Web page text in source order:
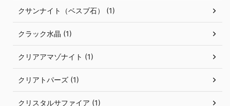
クサンナイト（ベスブ石） (1)
クラック水晶 (1)
クリアアマゾナイト (1)
クリアトパーズ (1)
クリスタルサファイア (1)